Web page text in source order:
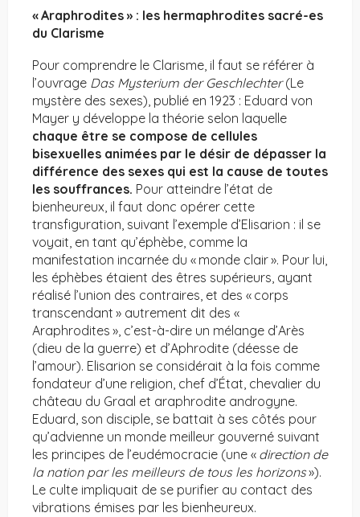
« Araphrodites » : les hermaphrodites sacré-es
du Clarisme
Pour comprendre le Clarisme, il faut se référer à
l’ouvrage Das Mysterium der Geschlechter(Le
mystère des sexes), publié en 1923 : Eduard von
Mayer y développe la théorie selon laquelle
chaque être se compose de cellules
bisexuelles animées par le désir de dépasser la
différence des sexes qui est la cause de toutes
les souffrances. Pour atteindre l’état de
bienheureux, il faut donc opérer cette
transfiguration, suivant l’exemple d’Elisarion : il se
voyait, en tant qu’éphèbe, comme la
manifestation incarnée du « monde clair ». Pour lui,
les éphèbes étaient des êtres supérieurs, ayant
réalisé l’union des contraires, et des « corps
transcendant » autrement dit des «
Araphrodites », c’est-à-dire un mélange d’Arès
(dieu de la guerre) et d’Aphrodite (déesse de
l’amour). Elisarion se considérait à la fois comme
fondateur d’une religion, chef d’État, chevalier du
château du Graal et araphrodite androgyne.
Eduard, son disciple, se battait à ses côtés pour
qu’advienne un monde meilleur gouverné suivant
les principes de l’eudémocracie (une « direction de
la nation par les meilleurs de tous les horizons»).
Le culte impliquait de se purifier au contact des
vibrations émises par les bienheureux.